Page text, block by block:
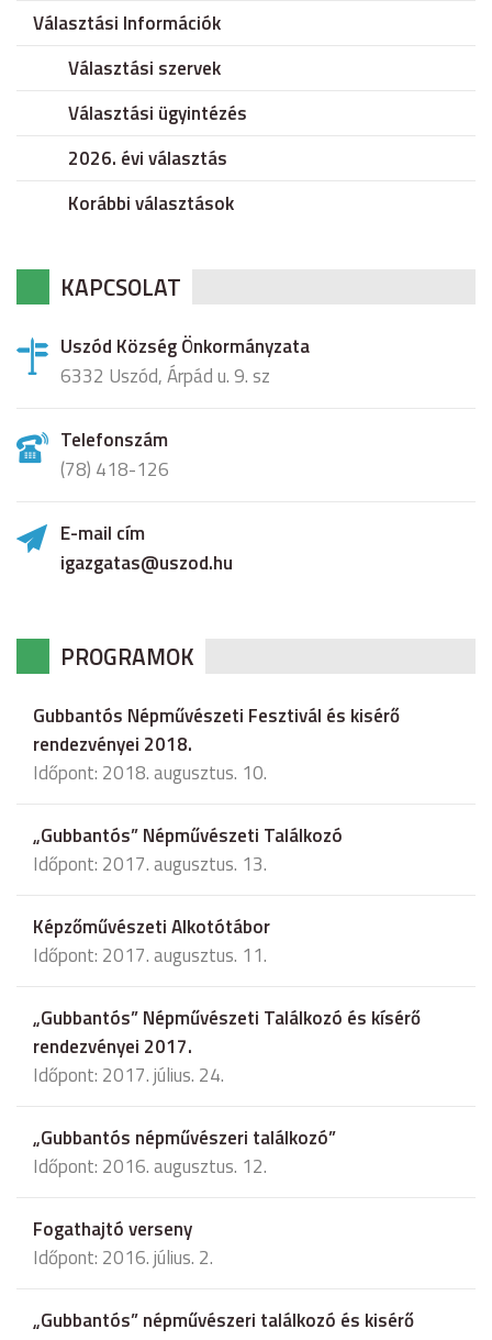
Választási Információk
Választási szervek
Választási ügyintézés
2026. évi választás
Korábbi választások
KAPCSOLAT
Uszód Község Önkormányzata
6332 Uszód, Árpád u. 9. sz
Telefonszám
(78) 418-126
E-mail cím
igazgatas@uszod.hu
PROGRAMOK
Gubbantós Népművészeti Fesztivál és kisérő
rendezvényei 2018.
Időpont: 2018. augusztus. 10.
„Gubbantós” Népművészeti Találkozó
Időpont: 2017. augusztus. 13.
Képzőművészeti Alkotótábor
Időpont: 2017. augusztus. 11.
„Gubbantós” Népművészeti Találkozó és kísérő
rendezvényei 2017.
Időpont: 2017. július. 24.
„Gubbantós népművészeri találkozó”
Időpont: 2016. augusztus. 12.
Fogathajtó verseny
Időpont: 2016. július. 2.
„Gubbantós” népművészeri találkozó és kisérő